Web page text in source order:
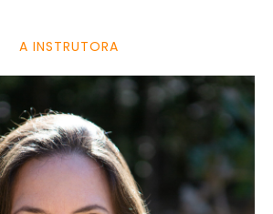
A INSTRUTORA